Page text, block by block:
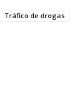
Tráfico de drogas